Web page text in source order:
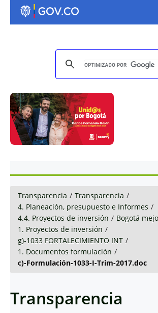
Transparencia / Transparencia /
4. Planeación, presupuesto e Informes /
4.4. Proyectos de inversión / Bogotá
1. Proyectos de inversión /
g)-1033 FORTALECIMIENTO INT /
1. Documentos formulación /
c)-Formulación-1033-I-Trim-2017.doc
Transparencia